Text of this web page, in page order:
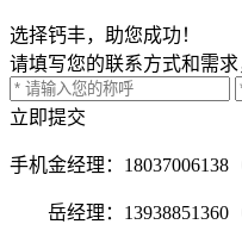
选择钙丰，助您成功！
请填写您的联系方式和需
立即提交
手机金经理：18037006138
岳经理：13938851360